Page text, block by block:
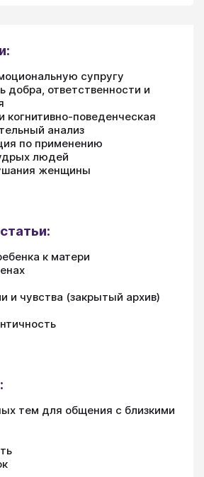
супругу
добра, ответственности и
когнитивно-поведенческая
анализ
по применению
людей
женщины
к матери
и чувства (закрытый архив)
тем для общения с близкими